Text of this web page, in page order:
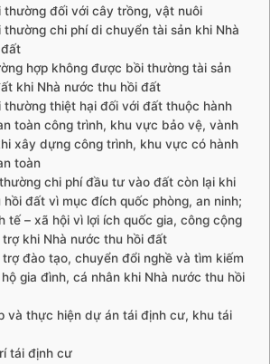
thường đối với cây trồng, vật nuôi
thường chi phí di chuyển tài sản khi Nhà
hợp không được bồi thường tài sản
khi Nhà nước thu hồi đất
thường thiệt hại đối với đất thuộc hành
toàn công trình, khu vực bảo vệ, vành
xây dựng công trình, khu vực có hành
toàn
chi phí đầu tư vào đất còn lại khi
hồi đất vì mục đích quốc phòng, an ninh;
tế – xã hội vì lợi ích quốc gia, công cộng
khi Nhà nước thu hồi đất
đào tạo, chuyển đổi nghề và tìm kiếm
gia đình, cá nhân khi Nhà nước thu hồi
và thực hiện dự án tái định cư, khu tái
tái định cư